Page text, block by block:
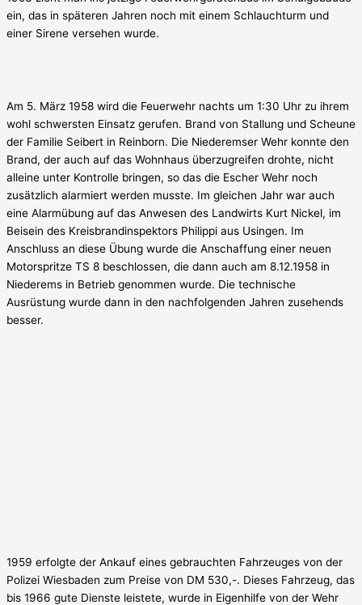
ein, das in späteren Jahren noch mit einem Schlauchturm und
einer Sirene versehen wurde.
Am 5. März 1958 wird die Feuerwehr nachts um 1:30 Uhr zu ihrem
wohl schwersten Einsatz gerufen. Brand von Stallung und Scheune
der Familie Seibert in Reinborn. Die Niederemser Wehr konnte den
Brand, der auch auf das Wohnhaus überzugreifen drohte, nicht
alleine unter Kontrolle bringen, so das die Escher Wehr noch
zusätzlich alarmiert werden musste. Im gleichen Jahr war auch
eine Alarmübung auf das Anwesen des Landwirts Kurt Nickel, im
Beisein des Kreisbrandinspektors Philippi aus Usingen. Im
Anschluss an diese Übung wurde die Anschaffung einer neuen
Motorspritze TS 8 beschlossen, die dann auch am 8.12.1958 in
Niederems in Betrieb genommen wurde. Die technische
Ausrüstung wurde dann in den nachfolgenden Jahren zusehends
besser.
1959 erfolgte der Ankauf eines gebrauchten Fahrzeuges von der
Polizei Wiesbaden zum Preise von DM 530,-. Dieses Fahrzeug, das
bis 1966 gute Dienste leistete, wurde in Eigenhilfe von der Wehr